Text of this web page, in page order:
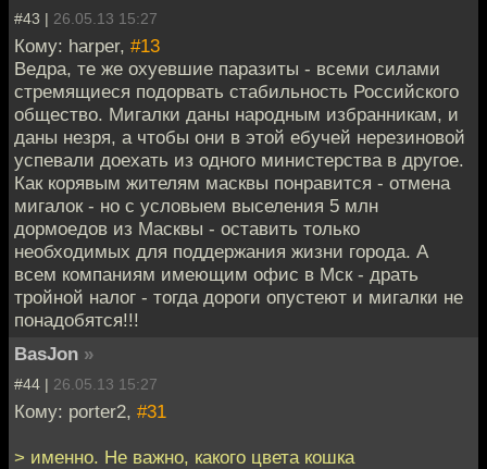
#43 | 26.05.13 15:27
Кому: harper, #13
Ведра, те же охуевшие паразиты - всеми силами
стремящиеся подорвать стабильность Российского
общество. Мигалки даны народным избранникам, и
даны незря, а чтобы они в этой ебучей нерезиновой
успевали доехать из одного министерства в другое.
Как корявым жителям масквы понравится - отмена
мигалок - но с условыем выселения 5 млн
дормоедов из Масквы - оставить только
необходимых для поддержания жизни города. А
всем компаниям имеющим офис в Мск - драть
тройной налог - тогда дороги опустеют и мигалки не
понадобятся!!!
BasJon »
#44 | 26.05.13 15:27
Кому: porter2, #31
> именно. Не важно, какого цвета кошка